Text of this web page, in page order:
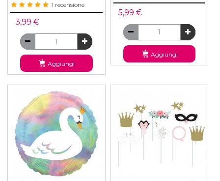
1 recensione
3,99 €
Aggiungi
5,99 €
Aggiungi